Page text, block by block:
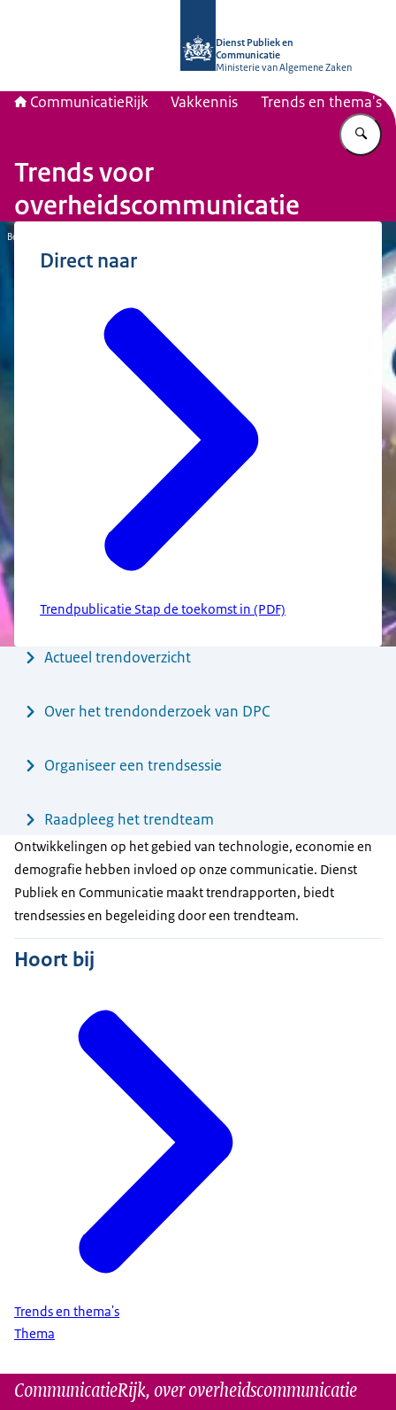
Dienst Publiek en
Communicatie
Ministerie van Algemene Zaken
CommunicatieRijk Vakkennis Trends en thema's
Trends voor
overheidscommunicatie
Beeld: © Hollandse Hoogte
Direct naar
Trendpublicatie Stap de toekomst in (PDF)
MenuActueel trendoverzicht
Over het trendonderzoek van DPC
Organiseer een trendsessie
Raadpleeg het trendteam
Ontwikkelingen op het gebied van technologie, economie en
demografie hebben invloed op onze communicatie. Dienst
Publiek en Communicatie maakt trendrapporten, biedt
trendsessies en begeleiding door een trendteam.
Hoort bij
Trends en thema's
Thema
CommunicatieRijk, over overheidscommunicatie